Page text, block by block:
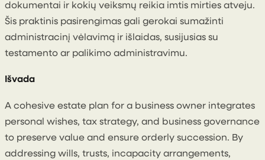
dokumentai ir kokių veiksmų reikia imtis mirties atveju.
Šis praktinis pasirengimas gali gerokai sumažinti
administracinį vėlavimą ir išlaidas, susijusias su
testamento ar palikimo administravimu.
Išvada
A cohesive estate plan for a business owner integrates
personal wishes, tax strategy, and business governance
to preserve value and ensure orderly succession. By
addressing wills, trusts, incapacity arrangements,